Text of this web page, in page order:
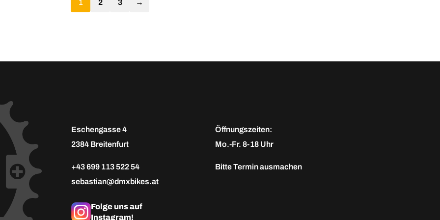
1 2 3 →
Eschengasse 4
2384 Breitenfurt
+43 699 113 522 54
sebastian@dmxbikes.at
Folge uns auf
Instagram!
Öffnungszeiten:
Mo.-Fr. 8-18 Uhr
BitteTermin ausmachen